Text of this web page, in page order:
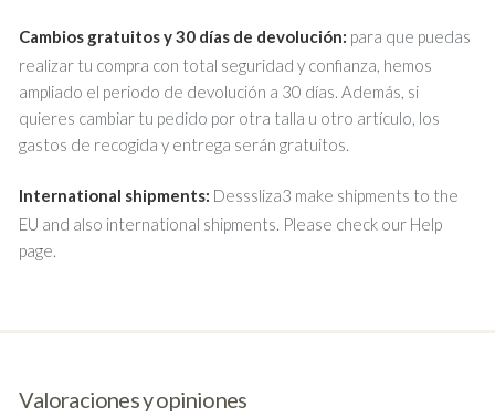
Cambios gratuitos y 30 días de devolución: para que puedas
realizar tu compra con total seguridad y confianza, hemos
ampliado el periodo de devolución a 30 días. Además, si
quieres cambiar tu pedido por otra talla u otro artículo, los
gastos de recogida y entrega serán gratuitos.
International shipments: Desssliza3 make shipments to the
EU and also international shipments. Please check our Help
page.
Valoraciones y opiniones